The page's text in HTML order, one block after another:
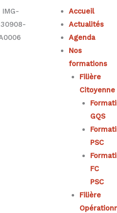
Accueil
Actualités
Agenda
Nos
formations
Filière
Citoyenne
GQS
PSC
FC
PSC
Filière